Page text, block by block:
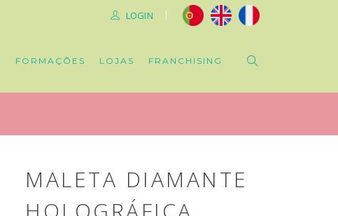
|
LOGIN
FORMAÇÕES LOJAS FRANCHISING
MALETA DIAMANTE